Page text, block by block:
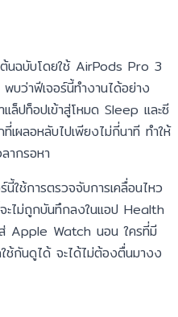
นฉบับโดยใช้ AirPods Pro 3
บว่าฟีเจอร์นี้ทำงานได้อย่าง
ล็ปท็อปเข้าสู่โหมด Sleep และซี
ผลอหลับไปเพียงไม่กี่นาที ทำให้
ากรอหา
ใช้การตรวจจับการเคลื่อนไหว
ะไม่ถูกบันทึกลงในแอป Health
ส่ Apple Watch นอน ใครที่มี
กันดูได้ จะได้ไม่ต้องตื่นมางง